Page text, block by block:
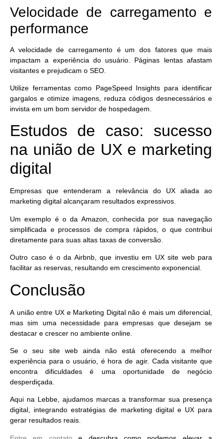
Velocidade de carregamento e
performance
A velocidade de carregamento é um dos fatores que mais
impactam a experiência do usuário. Páginas lentas afastam
visitantes e prejudicam o SEO.
Utilize ferramentas como PageSpeed Insights para identificar
gargalos e otimize imagens, reduza códigos desnecessários e
invista em um bom servidor de hospedagem.
Estudos de caso: sucesso
na união de UX e marketing
digital
Empresas que entenderam a relevância do UX aliada ao
marketing digital alcançaram resultados expressivos.
Um exemplo é o da Amazon, conhecida por sua navegação
simplificada e processos de compra rápidos, o que contribui
diretamente para suas altas taxas de conversão.
Outro caso é o da Airbnb, que investiu em UX site web para
facilitar as reservas, resultando em crescimento exponencial.
Conclusão
A união entre UX e Marketing Digital não é mais um diferencial,
mas sim uma necessidade para empresas que desejam se
destacar e crescer no ambiente online.
Se o seu site web ainda não está oferecendo a melhor
experiência para o usuário, é hora de agir. Cada visitante que
encontra dificuldades é uma oportunidade de negócio
desperdiçada.
Aqui na Lebbe, ajudamos marcas a transformar sua presença
digital, integrando estratégias de marketing digital e UX para
gerar resultados reais.